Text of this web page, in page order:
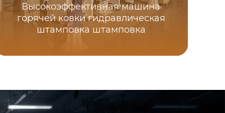
Высокоэффективная машина
горячей ковки гидравлическая
штамповка штамповка